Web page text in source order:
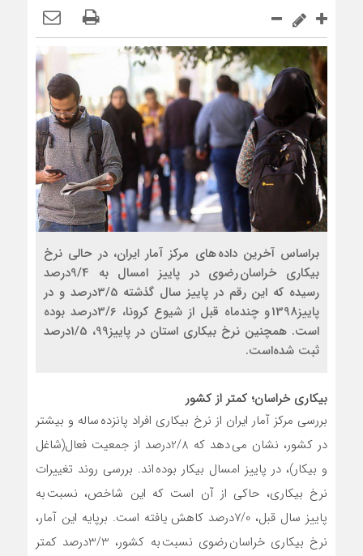
براساس آخرین داده های مرکز آمار ایران، در حالی نرخ
بیکاری خراسان رضوی در پاییز امسال به 9/4درصد
رسیده که این رقم در پاییز سال گذشته 3/5درصد و در
پاییز1398 و چندماه قبل از شیوع کرونا، 3/6درصد بوده
است. همچنین نرخ بیکاری استان در پاییز99، 1/5درصد
ثبت شده‌است.
بیکاری خراسان؛ کمتر از کشور
بررسی مرکز آمار ایران از نرخ بیکاری افراد پانزده ساله و بیشتر
در کشور، نشان می دهد که 2/8درصد از جمعیت فعال(شاغل
و بیکار)، در پاییز امسال بیکار بوده اند. بررسی روند تغییرات
نرخ بیکاری، حاکی از آن است که این شاخص، نسبت به
پاییز سال قبل، 7/0درصد کاهش یافته است. برپایه این آمار،
نرخ بیکاری خراسان رضوی نسبت به کشور، 3/3درصد کمتر